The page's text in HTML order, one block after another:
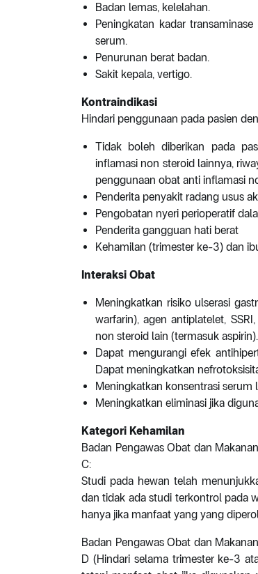
Badan lemas, kelelahan.
Peningkatan kadar
serum.
Penurunan berat badan.
Sakit kepala, vertigo.
Kontraindikasi
Hindari penggunaan pada pasien
Tidak boleh diberikan pada
inflamasi non steroid lainnya,
penggunaan obat anti inflamasi
Penderita penyakit radang usus
Pengobatan nyeri perioperatif
Penderita gangguan hati berat
Kehamilan (trimester ke-3) dan
Interaksi Obat
Meningkatkan risiko ulserasi
warfarin), agen antiplatelet,
non steroid lain (termasuk aspirin).
Dapat mengurangi efek
Dapat meningkatkan
Meningkatkan konsentrasi
Meningkatkan eliminasi jika
Kategori Kehamilan
Badan Pengawas Obat dan
C:
Studi pada hewan telah
dan tidak ada studi terkontrol pada
hanya jika manfaat yang yang
Badan Pengawas Obat dan
D (Hindari selama trimester ke-3